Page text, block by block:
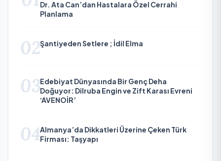
Dr. Ata Can’dan Hastalara Özel Cerrahi
Planlama
02Şantiyeden Setlere ; İdil Elma
03Edebiyat Dünyasında Bir Genç Deha
Doğuyor: Dilruba Engin ve Zift Karası Evreni
‘AVENOİR’
04Almanya’da Dikkatleri Üzerine Çeken Türk
Firması: Taşyapı